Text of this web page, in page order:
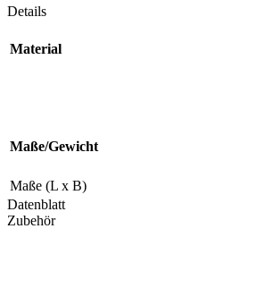
Details
Material
Maße/Gewicht
Maße (L x B)
Datenblatt
Zubehör